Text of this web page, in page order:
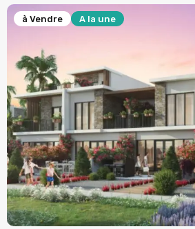
à Vendre A la une